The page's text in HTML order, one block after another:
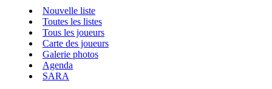
Nouvelle liste
Toutes les listes
Tous les joueurs
Carte des joueurs
Galerie photos
Agenda
SARA